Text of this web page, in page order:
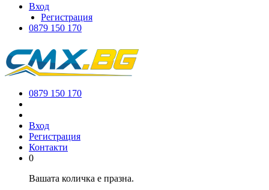
Вход
Регистрация
0879 150 170
0879 150 170
Вход
Регистрация
Контакти
0
Вашата количка е празна.